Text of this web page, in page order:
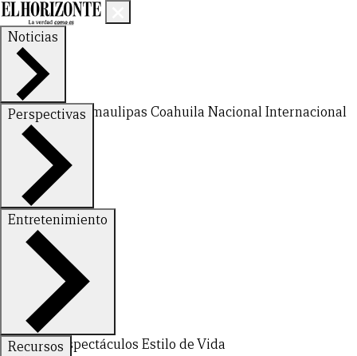
Noticias
Nuevo LeónTamaulipas Coahuila NacionalInternacional
Perspectivas
FinanzasOpinión
Entretenimiento
DeportesEspectáculos Estilo de Vida
Recursos